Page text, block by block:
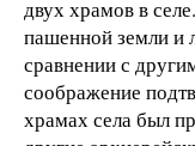
двух храмов в
пашенной земли и
сравнении с
соображение
храмах села был